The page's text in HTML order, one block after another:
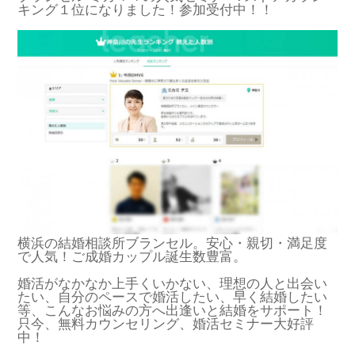
キング１位になりました！参加受付中！！
横浜の結婚相談所ブランセル。安心・親切・満足度
で人気！ご成婚カップル誕生数豊富。
婚活がなかなか上手くいかない、理想の人と出会い
たい、自分のペースで婚活したい、早く結婚したい
等、こんなお悩みの方へ出逢いと結婚をサポート！
只今、無料カウンセリング、婚活セミナー大好評
中！